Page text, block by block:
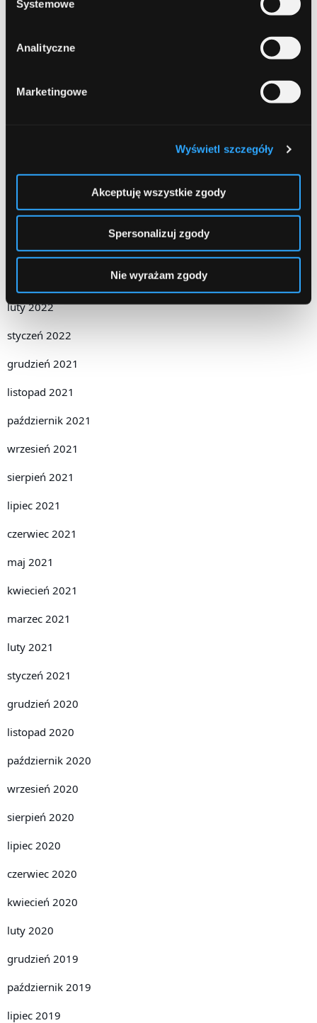
Systemowe
Analityczne
Marketingowe
Wyświetl szczegóły
Akceptuję wszystkie zgody
Spersonalizuj zgody
Nie wyrażam zgody
listopad 2022
maj 2022
kwiecień 2022
luty 2022
styczeń 2022
grudzień 2021
listopad 2021
październik 2021
wrzesień 2021
sierpień 2021
lipiec 2021
czerwiec 2021
maj 2021
kwiecień 2021
marzec 2021
luty 2021
styczeń 2021
grudzień 2020
listopad 2020
październik 2020
wrzesień 2020
sierpień 2020
lipiec 2020
czerwiec 2020
kwiecień 2020
luty 2020
grudzień 2019
październik 2019
lipiec 2019